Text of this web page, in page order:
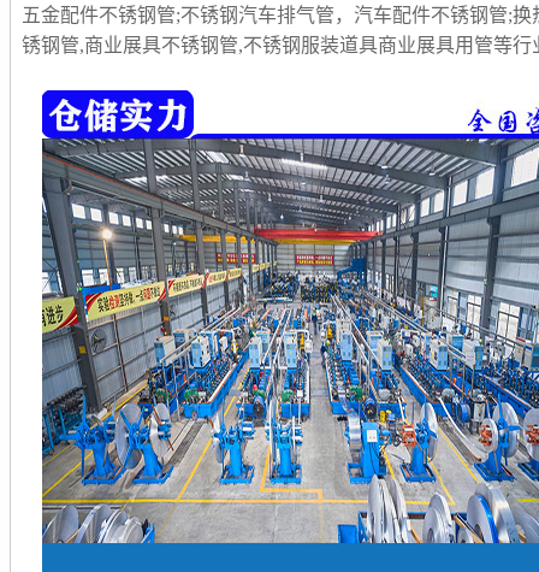
五金配件不锈钢管;不锈钢汽车排气管，汽车配件不锈钢管;
锈钢管,商业展具不锈钢管,不锈钢服装道具商业展具用管等行